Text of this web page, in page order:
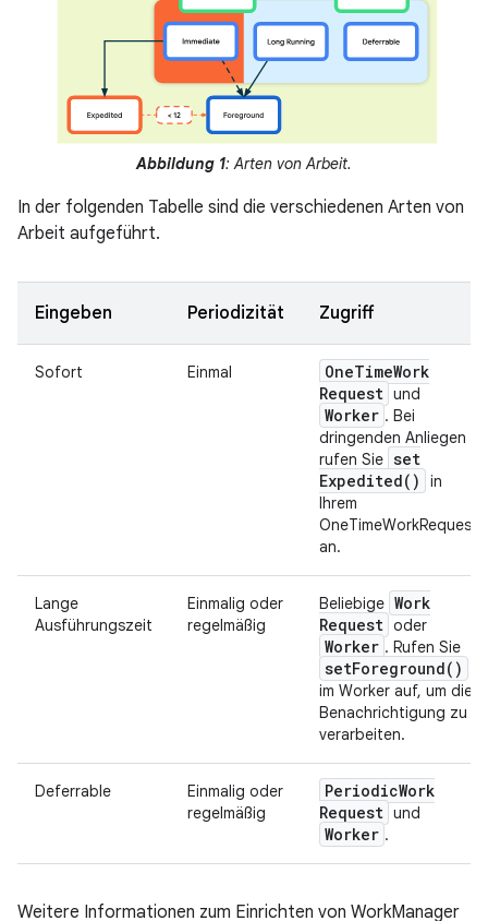
Abbildung 1: Arten von Arbeit.
In der folgenden Tabelle sind die verschiedenen Arten von
Arbeit aufgeführt.
Eingeben Periodizität Zugriff
Sofort Einmal OneTimeWork
Request und
Worker . Bei
dringenden Anliegen
rufen Sie set
Expedited( )
in
Ihrem
OneTimeWorkRequest
an.
Lange
Ausführungszeit
Einmalig oder
regelmäßig
Beliebige Work
Request oder
Worker . Rufen Sie
setForeground( )
im Worker auf, um die
Benachrichtigung zu
verarbeiten.
Deferrable
Einmalig oder
regelmäßig
PeriodicWork
Request und
Worker .
Weitere Informationen zum Einrichten von WorkManager